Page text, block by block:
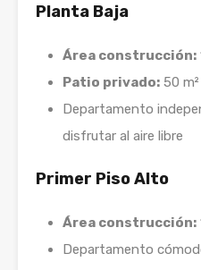
Planta Baja
Área construcción:
Patio privado: 50
Departamento
disfrutar al aire libre
Primer Piso Alto
Área construcción:
Departamento